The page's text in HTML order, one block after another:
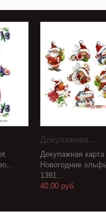
Декупажная...
Декупажная карта
Новогодние
1391...
40,00 руб.